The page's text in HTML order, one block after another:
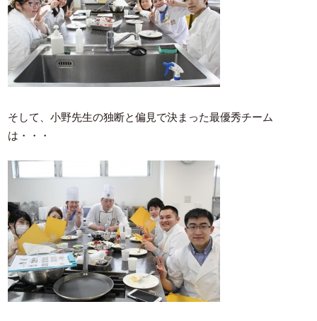
そして、小野先生の独断と偏見で決まった最優秀チーム
は・・・